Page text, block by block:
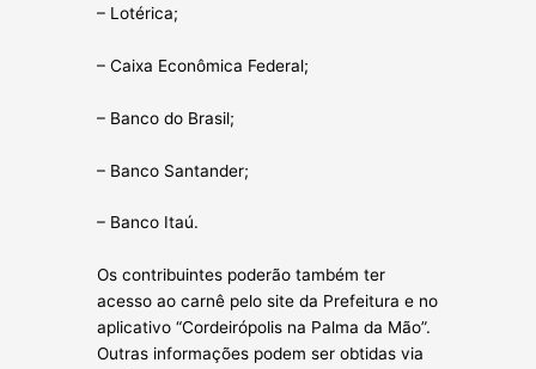
– Lotérica;
– Caixa Econômica Federal;
– Banco do Brasil;
– Banco Santander;
– Banco Itaú.
Os contribuintes poderão também ter
acesso ao carnê pelo site da Prefeitura e no
aplicativo “Cordeirópolis na Palma da Mão”.
Outras informações podem ser obtidas via